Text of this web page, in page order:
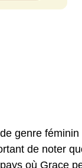
genre
de noter
où Grace